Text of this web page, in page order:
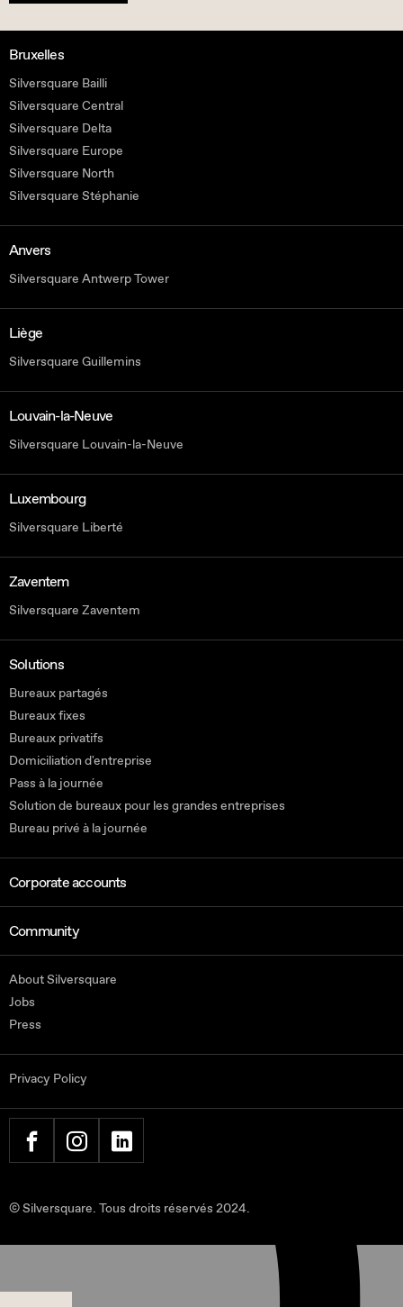
Bruxelles
Silversquare Bailli
Silversquare Central
Silversquare Delta
Silversquare Europe
Silversquare North
Silversquare Stéphanie
Anvers
Silversquare Antwerp Tower
Liège
Silversquare Guillemins
Louvain-la-Neuve
Silversquare Louvain-la-Neuve
Luxembourg
Silversquare Liberté
Zaventem
Silversquare Zaventem
Solutions
Bureaux partagés
Bureaux fixes
Bureaux privatifs
Domiciliation d'entreprise
Pass à la journée
Solution de bureaux pour les grandes entreprises
Bureau privé à la journée
Corporate accounts
Community
About Silversquare
Jobs
Press
Privacy Policy
© Silversquare. Tous droits réservés 2024.
FACEBOOKINSTAGRAMLINKEDIN